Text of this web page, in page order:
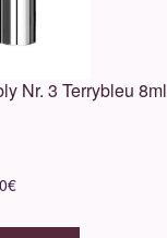
Nr. 3 Terrybleu 8ml
€